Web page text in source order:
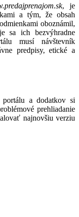
, je
a tým, že obsah
oboznámil,
sa ich bezvýhradne
musí návštevník
predpisy, etické a
portálu a dodatkov si
prehliadanie
najnovšiu verziu